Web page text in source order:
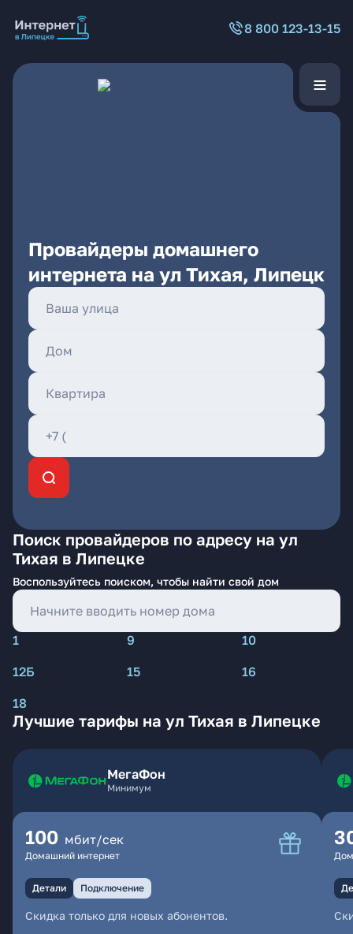
8 800 123-13-15
Провайдеры домашнего
интернета на ул Тихая, Липецк
Поиск провайдеров по адресу на ул
Тихая в Липецке
Воспользуйтесь поиском, чтобы найти свой дом
1 9
10
12Б
15
16
18
Лучшие тарифы на ул Тихая в Липецке
МегаФон
Минимум
100 мбит/сек
Домашний интернет
Детали Подключение
Скидка только для новых абонентов.